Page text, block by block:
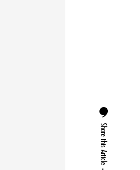
Share this Article